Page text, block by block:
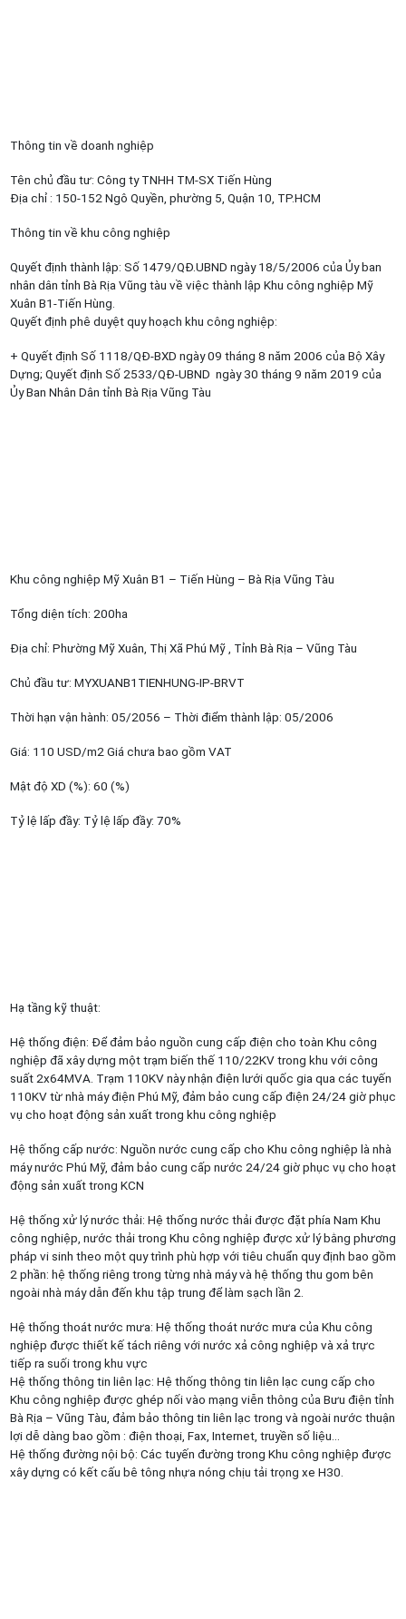
Thông tin về doanh nghiệp
Tên chủ đầu tư: Công ty TNHH TM-SX Tiến Hùng
Địa chỉ : 150-152 Ngô Quyền, phường 5, Quận 10, TP.HCM
Thông tin về khu công nghiệp
Quyết định thành lập: Số 1479/QĐ.UBND ngày 18/5/2006 của Ủy ban
nhân dân tỉnh Bà Rịa Vũng tàu về việc thành lập Khu công nghiệp Mỹ
Xuân B1-Tiến Hùng.
Quyết định phê duyệt quy hoạch khu công nghiệp:
+ Quyết định Số 1118/QĐ-BXD ngày 09 tháng 8 năm 2006 của Bộ Xây
Dựng; Quyết định Số 2533/QĐ-UBND ngày 30 tháng 9 năm 2019 của
Ủy Ban Nhân Dân tỉnh Bà Rịa Vũng Tàu
Khu công nghiệp Mỹ Xuân B1 – Tiến Hùng – Bà Rịa Vũng Tàu
Tổng diện tích: 200ha
Địa chỉ: Phường Mỹ Xuân, Thị Xã Phú Mỹ , Tỉnh Bà Rịa – Vũng Tàu
Chủ đầu tư: MYXUANB1TIENHUNG-IP-BRVT
Thời hạn vận hành: 05/2056 – Thời điểm thành lập: 05/2006
Giá: 110 USD/m2 Giá chưa bao gồm VAT
Mật độ XD (%): 60 (%)
Tỷ lệ lấp đầy: Tỷ lệ lấp đầy: 70%
Hạ tầng kỹ thuật:
Hệ thống điện: Để đảm bảo nguồn cung cấp điện cho toàn Khu công
nghiệp đã xây dựng một trạm biến thế 110/22KV trong khu với công
suất 2x64MVA. Trạm 110KV này nhận điện lưới quốc gia qua các tuyến
110KV từ nhà máy điện Phú Mỹ, đảm bảo cung cấp điện 24/24 giờ phục
vụ cho hoạt động sản xuất trong khu công nghiệp
Hệ thống cấp nước: Nguồn nước cung cấp cho Khu công nghiệp là nhà
máy nước Phú Mỹ, đảm bảo cung cấp nước 24/24 giờ phục vụ cho hoạt
động sản xuất trong KCN
Hệ thống xử lý nước thải: Hệ thống nước thải được đặt phía Nam Khu
công nghiệp, nước thải trong Khu công nghiệp được xử lý bằng phương
pháp vi sinh theo một quy trình phù hợp với tiêu chuẩn quy định bao gồm
2 phần: hệ thống riêng trong từng nhà máy và hệ thống thu gom bên
ngoài nhà máy dẫn đến khu tập trung để làm sạch lần 2.
Hệ thống thoát nước mưa: Hệ thống thoát nước mưa của Khu công
nghiệp được thiết kế tách riêng với nước xả công nghiệp và xả trực
tiếp ra suối trong khu vực
Hệ thống thông tin liên lạc: Hệ thống thông tin liên lạc cung cấp cho
Khu công nghiệp được ghép nối vào mạng viễn thông của Bưu điện tỉnh
Bà Rịa – Vũng Tàu, đảm bảo thông tin liên lạc trong và ngoài nước thuận
lợi dễ dàng bao gồm : điện thoại, Fax, Internet, truyền số liệu…
Hệ thống đường nội bộ: Các tuyến đường trong Khu công nghiệp được
xây dựng có kết cấu bê tông nhựa nóng chịu tải trọng xe H30.